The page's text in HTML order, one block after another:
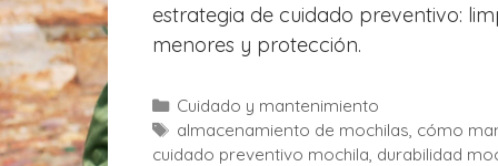
estrategia de cuidado preventivo:
menores y protección.
C
a
t
Cuidado y mantenimiento
E
t
almacenamiento de mochilas cómo
cuidado preventivo mochila durabilidad